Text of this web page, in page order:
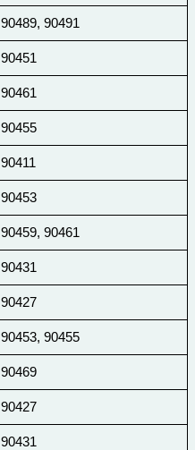
90489, 90491
90451
90461
90455
90411
90453
90459, 90461
90431
90427
90453, 90455
90469
90427
90431